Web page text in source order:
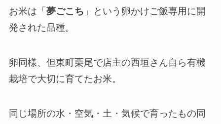
お米は「 夢ごこち 」という卵かけご飯専用に開
発された品種。
卵同様、但東町栗尾で店主の西垣さん自ら有機
栽培で大切に育てたお米。
同じ場所の水・空気・土・気候で育ったもの同